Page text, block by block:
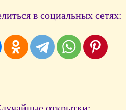
в социальных сетях: